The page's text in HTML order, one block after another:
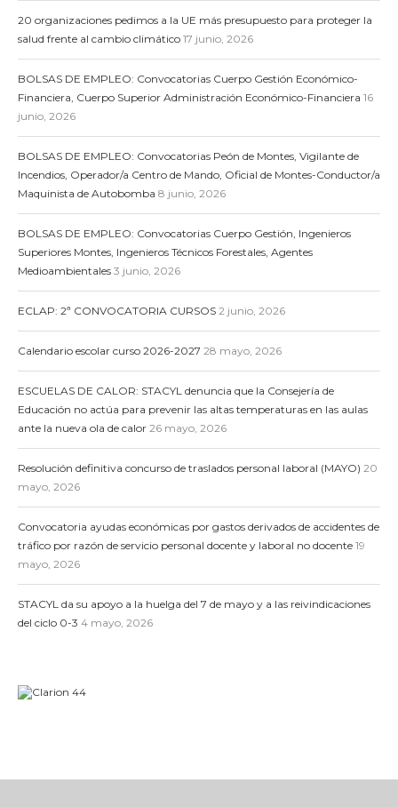
20 organizaciones pedimos a la UE más presupuesto para proteger la
salud frente al cambio climático 17 junio, 2026
BOLSAS DE EMPLEO: Convocatorias Cuerpo Gestión Económico-
Financiera, Cuerpo Superior Administración Económico-Financiera 16
junio, 2026
BOLSAS DE EMPLEO: Convocatorias Peón de Montes, Vigilante de
Incendios, Operador/a Centro de Mando, Oficial de Montes-Conductor/a
Maquinista de Autobomba 8 junio, 2026
BOLSAS DE EMPLEO: Convocatorias Cuerpo Gestión, Ingenieros
Superiores Montes, Ingenieros Técnicos Forestales, Agentes
Medioambientales 3 junio, 2026
ECLAP: 2ª CONVOCATORIA CURSOS 2 junio, 2026
Calendario escolar curso 2026-2027 28 mayo, 2026
ESCUELAS DE CALOR: STACYL denuncia que la Consejería de
Educación no actúa para prevenir las altas temperaturas en las aulas
ante la nueva ola de calor 26 mayo, 2026
Resolución definitiva concurso de traslados personal laboral (MAYO) 20
mayo, 2026
Convocatoria ayudas económicas por gastos derivados de accidentes de
tráfico por razón de servicio personal docente y laboral no docente 19
mayo, 2026
STACYL da su apoyo a la huelga del 7 de mayo y a las reivindicaciones
del ciclo 0-3 4 mayo, 2026